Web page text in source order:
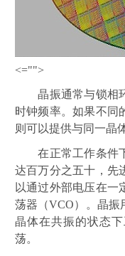
<="">
晶振通常与锁相环
时钟频率。如果不同
则可以提供与同一晶
在正常工作条件下
达百万分之五十，先
以通过外部电压在一
荡器（VCO）。晶振
晶体在共振的状态
荡。